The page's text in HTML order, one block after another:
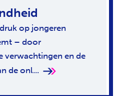
op jongeren
– door
verwachtingen en de
de onl...